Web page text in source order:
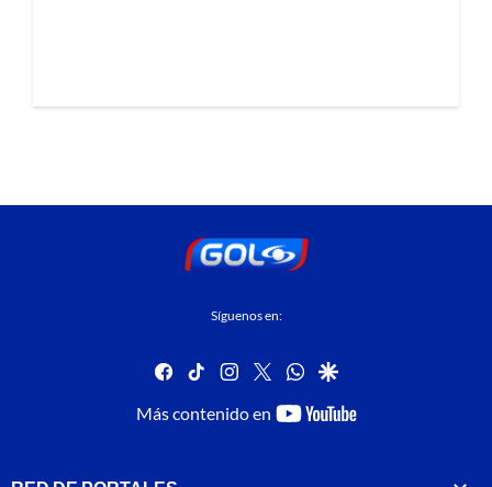
Síguenos en:
facebook
tiktok instagram
twitterwhatsapp
google
Más contenido en
youtube-